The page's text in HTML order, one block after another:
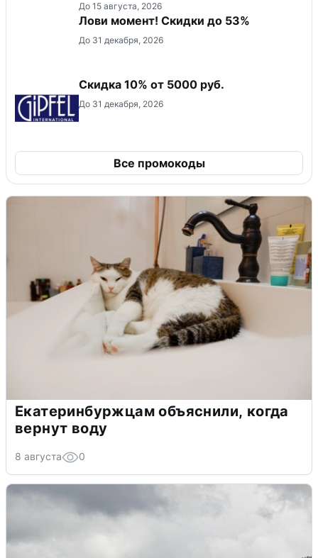
До 15 августа, 2026
Лови момент! Скидки до 53%
До 31 декабря, 2026
Скидка 10% от 5000 руб.
До 31 декабря, 2026
Все промокоды
Екатеринбуржцам объяснили, когда
вернут воду
8 августа 0